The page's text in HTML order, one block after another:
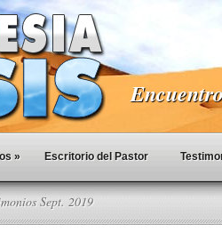
» Escritorio del Pastor
Sept. 2019